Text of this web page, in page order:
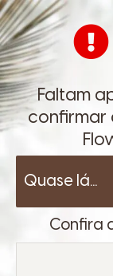
Faltam
confirmar
Quase lá...
Confira